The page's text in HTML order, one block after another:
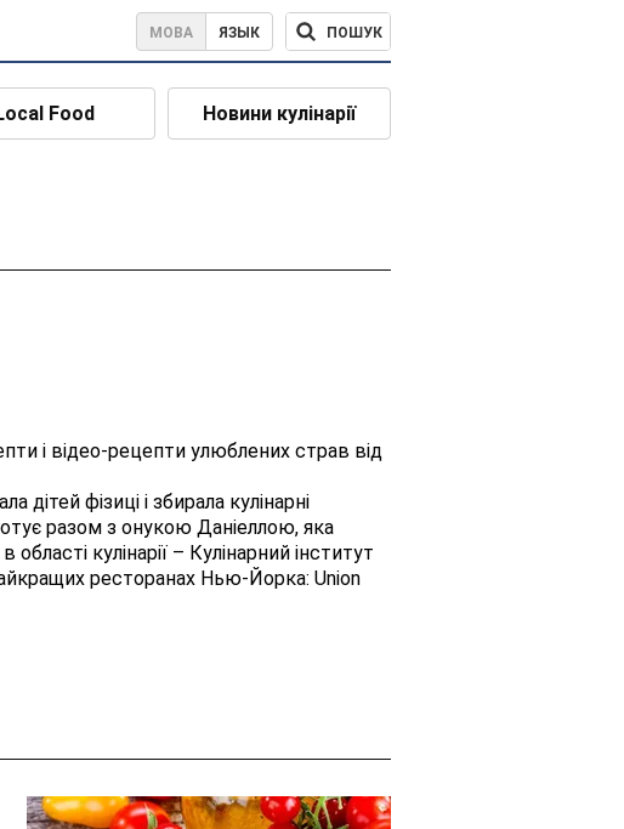
МОВА ЯЗЫК ПОШУК
Food Новини кулінарії
і відео-рецепти улюблених страв від
фізиці і збирала кулінарні
разом з онукою Даніеллою, яка
кулінарії – Кулінарний інститут
ресторанах Нью-Йорка: Union